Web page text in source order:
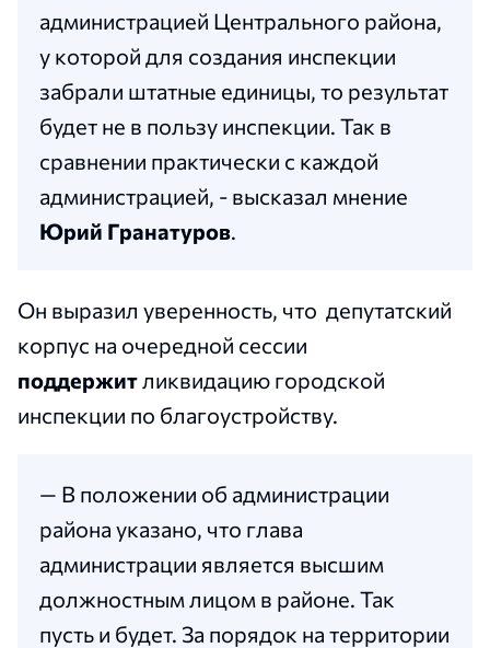
администрацией Центрального района,
у которой для создания инспекции
забрали штатные единицы, то результат
будет не в пользу инспекции. Так в
сравнении практически с каждой
администрацией, - высказал мнение
Юрий Гранатуров.
Он выразил уверенность, что депутатский
корпус на очередной сессии
поддержит ликвидацию городской
инспекции по благоустройству.
— В положении об администрации
района указано, что глава
администрации является высшим
должностным лицом в районе. Так
пусть и будет. За порядок на территории